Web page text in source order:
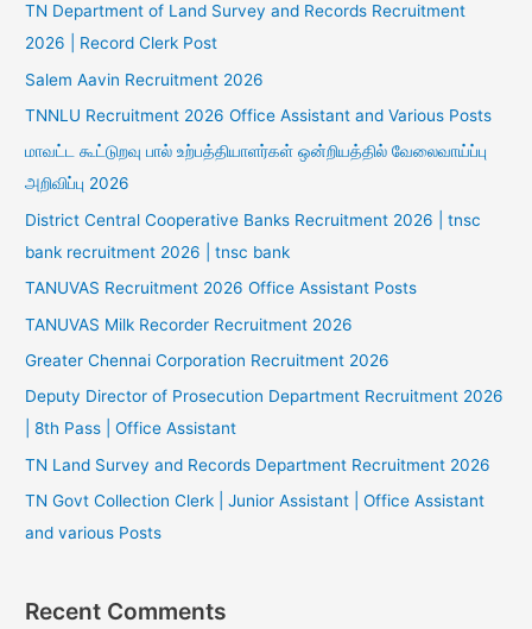
TN Department of Land Survey and Records Recruitment
2026 | Record Clerk Post
Salem Aavin Recruitment 2026
TNNLU Recruitment 2026 Office Assistant and Various Posts
மாவட்ட கூட்டுறவு பால் உற்பத்தியாளர்கள் ஒன்றியத்தில் வேலைவாய்ப்பு
அறிவிப்பு 2026
District Central Cooperative Banks Recruitment 2026 | tnsc
bank recruitment 2026 | tnsc bank
TANUVAS Recruitment 2026 Office Assistant Posts
TANUVAS Milk Recorder Recruitment 2026
Greater Chennai Corporation Recruitment 2026
Deputy Director of Prosecution Department Recruitment 2026
| 8th Pass | Office Assistant
TN Land Survey and Records Department Recruitment 2026
TN Govt Collection Clerk | Junior Assistant | Office Assistant
and various Posts
Recent Comments